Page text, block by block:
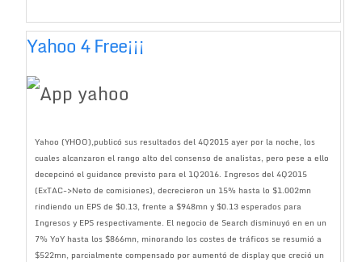
Yahoo 4 Free¡¡¡
Yahoo (YHOO),publicó sus resultados del 4Q2015 ayer por la noche, los
cuales alcanzaron el rango alto del consenso de analistas, pero pese a ello
decepcinó el guidance previsto para el 1Q2016. Ingresos del 4Q2015
(ExTAC->Neto de comisiones), decrecieron un 15% hasta lo $1.002mn
rindiendo un EPS de $0.13, frente a $948mn y $0.13 esperados para
Ingresos y EPS respectivamente. El negocio de Search disminuyó en en un
7% YoY hasta los $866mn, minorando los costes de tráficos se resumió a
$522mn, parcialmente compensado por aumentó de display que creció un